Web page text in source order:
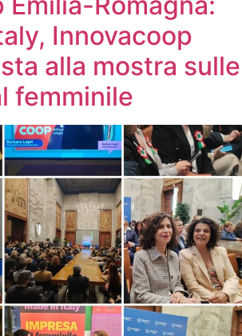
Innovacoop
alla mostra sulle
femminile